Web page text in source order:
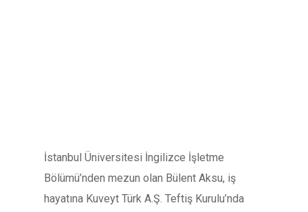
İstanbul Üniversitesi İngilizce İşletme
Bölümü’nden mezun olan Bülent Aksu, iş
hayatına Kuveyt Türk A.Ş. Teftiş Kurulu’nda